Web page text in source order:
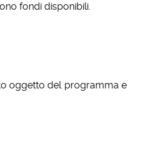
fondi disponibili.
oggetto del programma e